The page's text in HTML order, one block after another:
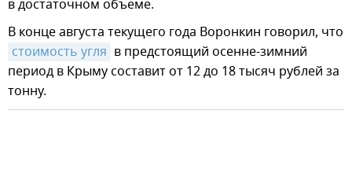
в достаточном объеме.
В конце августа текущего года Воронкин говорил, что
стоимость угля в предстоящий осенне-зимний
период в Крыму составит от 12 до 18 тысяч рублей за
тонну.